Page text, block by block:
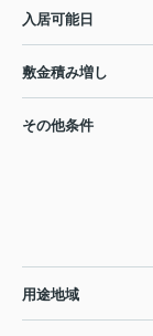
入居可能日
敷金積み増し
その他条件
用途地域